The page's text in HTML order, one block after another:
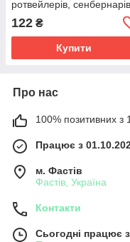
ротвейлерів, сенбернарів,
ньюфаундлендів Dog
Extreme
122 ₴
Купити
Про нас
100% позитивних з
Працює з
м. Фастів
Фастів, Україна
Контакти
Сьогодні працює